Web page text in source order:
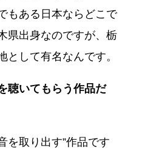
もある日本ならどこで
県出身なのですが、栃
として有名なんです。
聴いてもらう作品だ
を取り出す”作品です